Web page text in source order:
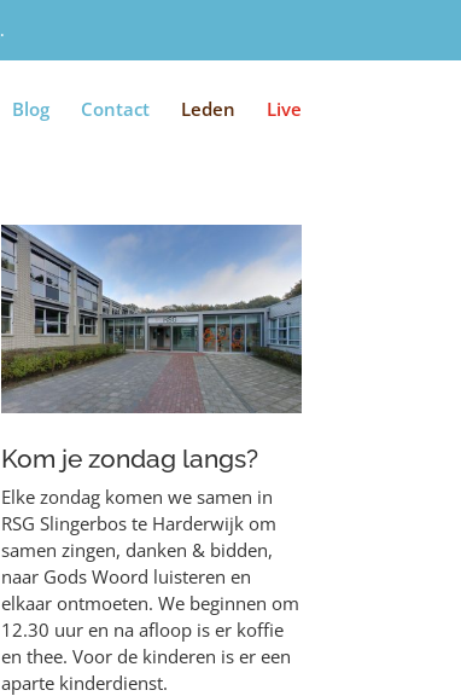
.
Blog Contact Leden Live
Kom je zondag langs?
Elke zondag komen we samen in
RSG Slingerbos te Harderwijk om
samen zingen, danken & bidden,
naar Gods Woord luisteren en
elkaar ontmoeten. We beginnen om
12.30 uur en na afloop is er koffie
en thee. Voor de kinderen is er een
aparte kinderdienst.